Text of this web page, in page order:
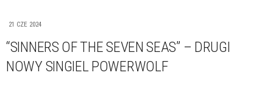
21 CZE 2024
“SINNERS OF THE SEVEN SEAS” – DRUGI
NOWY SINGIEL POWERWOLF